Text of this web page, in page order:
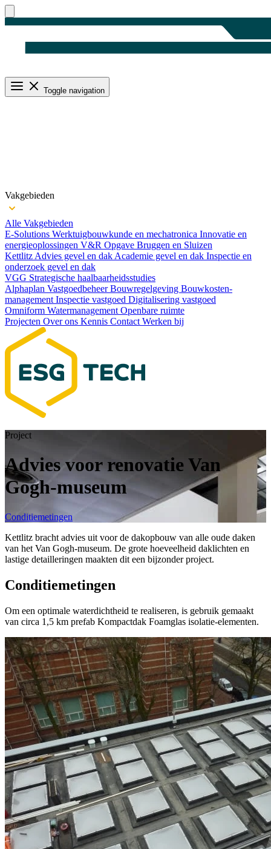
Toggle navigation
Vakgebieden
Alle Vakgebieden
E-Solutions Werktuigbouwkunde en mechatronica Innovatie en
energieoplossingen V&R Opgave Bruggen en Sluizen
Kettlitz Advies gevel en dak Academie gevel en dak Inspectie en
onderzoek gevel en dak
VGG Strategische haalbaarheids­studies
Alphaplan VastgoedbeheerBouwregelgeving Bouwkosten­
management Inspectie vastgoed Digitalisering vastgoed
Omniform Watermanagement Openbare ruimte
Projecten Over ons Kennis Contact Werken bij
Project
Advies voor renovatie Van
Gogh-museum
Conditiemetingen
Kettlitz bracht advies uit voor de dakopbouw van alle oude daken
van het Van Gogh-museum. De grote hoeveelheid daklichten en
lastige detailleringen maakten dit een bijzonder project.
Conditiemetingen
Om een optimale waterdichtheid te realiseren, is gebruik gemaakt
van circa 1,5 km prefab Kompactdak Foamglas isolatie-elementen.